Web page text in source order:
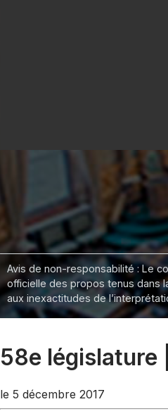
Avis de non-responsabilité : Le
officielle des propos tenus dans
aux inexactitudes de
58e législature
le 5 décembre 2017